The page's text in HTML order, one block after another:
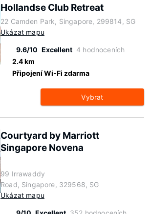
Hollandse Club Retreat
22 Camden Park, Singapore, 299814, SG
Ukázat mapu
9.6/10 Excellent 4 hodnoceních
2.4 km
Připojení Wi-Fi zdarma
Vybrat
Courtyard by Marriott
Singapore Novena
99 Irrawaddy
Road, Singapore, 329568, SG
Ukázat mapu